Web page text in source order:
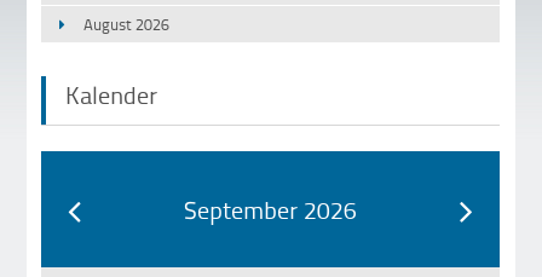
August 2026
Kalender
September 2026